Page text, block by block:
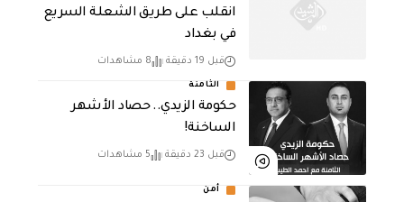
انقلب على طريق الشعلة السريع
في بغداد
قبل 19 دقيقة 8 مشاهدات
الثامنة
حكومة الزيدي.. حصاد الأشهر
الساخنة!
قبل 23 دقيقة 5 مشاهدات
أمن